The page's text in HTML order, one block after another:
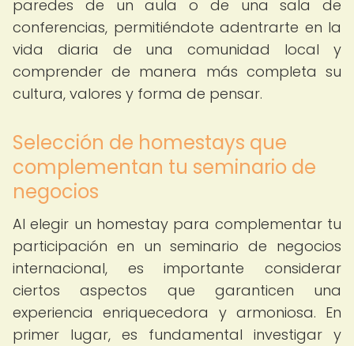
paredes de un aula o de una sala de
conferencias, permitiéndote adentrarte en la
vida diaria de una comunidad local y
comprender de manera más completa su
cultura, valores y forma de pensar.
Selección de homestays que
complementan tu seminario de
negocios
Al elegir un homestay para complementar tu
participación en un seminario de negocios
internacional, es importante considerar
ciertos aspectos que garanticen una
experiencia enriquecedora y armoniosa. En
primer lugar, es fundamental investigar y